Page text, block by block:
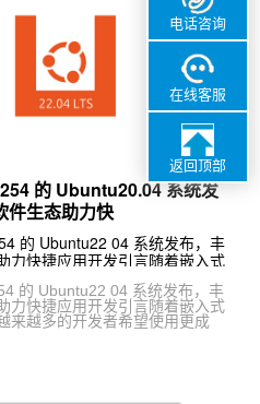
的 Ubuntu20.04 系统发
件生态助力快
的 Ubuntu22 04 系统发布，丰
力快捷应用开发引言随着嵌入式
的 Ubuntu22 04 系统发布，丰
力快捷应用开发引言随着嵌入式
来越多的开发者希望使用更成
电话咨询
在线客服
返回顶部